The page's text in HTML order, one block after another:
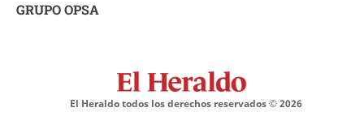
GRUPO OPSA
El Heraldo todos los derechos reservados ©2026